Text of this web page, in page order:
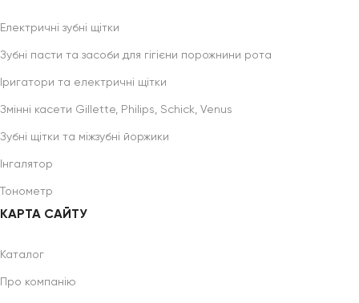
Електричні зубні щітки
Зубні пасти та засоби для гігієни порожнини рота
Іригатори та електричні щітки
Змінні касети Gillette, Philips, Schick, Venus
Зубні щітки та міжзубні йоржики
Інгалятор
Тонометр
КАРТА САЙТУ
Каталог
Про компанію